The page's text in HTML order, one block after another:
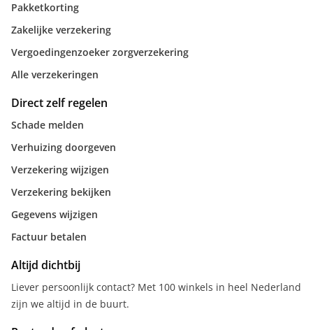
Pakketkorting
Zakelijke verzekering
Vergoedingenzoeker zorgverzekering
Alle verzekeringen
Direct zelf regelen
Schade melden
Verhuizing doorgeven
Verzekering wijzigen
Verzekering bekijken
Gegevens wijzigen
Factuur betalen
Altijd dichtbij
Liever persoonlijk contact? Met 100 winkels in heel Nederland
zijn we altijd in de buurt.